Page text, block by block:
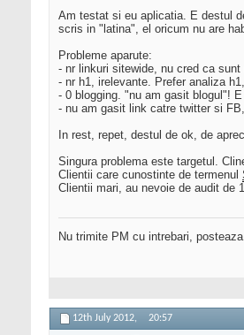
Am testat si eu aplicatia. E destul
scris in "latina", el oricum nu are
Probleme aparute:
- nr linkuri sitewide, nu cred ca
- nr h1, irelevante. Prefer analiza
- 0 blogging. "nu am gasit blogul"!
- nu am gasit link catre twitter si
In rest, repet, destul de ok, de
Singura problema este targetul.
Clientii care cunostinte de termenul
Clientii mari, au nevoie de audit de
Nu trimite PM cu intrebari,
12th July 2012, 20:57